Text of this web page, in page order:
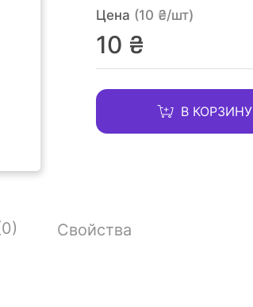
Цена (10 ₴/шт)
10 ₴
В КОРЗИНУ
Свойства